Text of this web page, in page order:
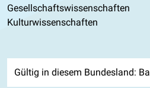
Gesellschaftswissenschaften
Kulturwissenschaften
Gültig in diesem Bundesland: